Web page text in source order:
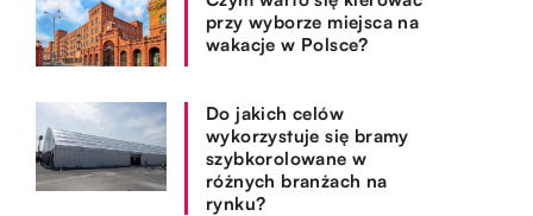
przy wyborze miejsca na
wakacje w Polsce?
Do jakich celów
wykorzystuje się bramy
szybkorolowane w
różnych branżach na
rynku?